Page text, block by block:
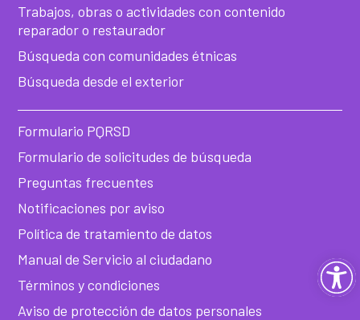
Trabajos, obras o actividades con contenido
reparador o restaurador
Búsqueda con comunidades étnicas
Búsqueda desde el exterior
Formulario PQRSD
Formulario de solicitudes de búsqueda
Preguntas frecuentes
Notificaciones por aviso
Política de tratamiento de datos
Manual de Servicio al ciudadano
Términos y condiciones
Aviso de protección de datos personales